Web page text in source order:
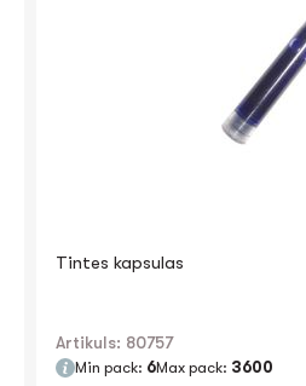
Tintes kapsulas
Artikuls: 80757
Min pack: 6Max pack: 3600